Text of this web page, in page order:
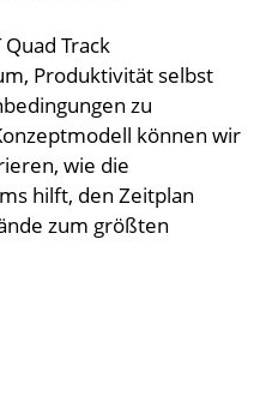
Track
Produktivität selbst
zu
können wir
wie die
hilft, den Zeitplan
zum größten